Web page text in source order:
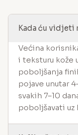
Kada ću vidjeti
Većina
i teksturu kože
poboljšanja
pojave unutar
svakih 7–10
poboljšavati